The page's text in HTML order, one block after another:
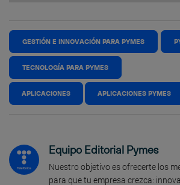
GESTIÓN E INNOVACIÓN PARA PYMES
TECNOLOGÍA PARA PYMES
APLICACIONES APLICACIONES PYMES
Equipo Editorial Pymes
Nuestro objetivo es ofrecerte los
para que tu empresa crezca: